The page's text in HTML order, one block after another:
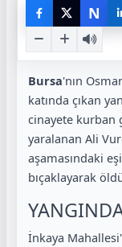
N
Bursa'nın
katında çıkan
cinayete kurban
yaralanan Ali
aşamasındaki
bıçaklayarak
İnkaya